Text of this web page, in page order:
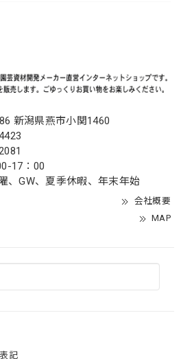
新潟県燕市小関1460
17：00
、GW、夏季休暇、年末年始
会社概要
MAP
記